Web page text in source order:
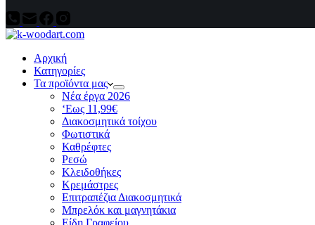
Αρχική
Κατηγορίες
Τα προϊόντα μας
Νέα έργα 2026
‘Εως 11,99€
Διακοσμητικά τοίχου
Φωτιστικά
Καθρέφτες
Ρεσώ
Kλειδοθήκες
Κρεμάστρες
Επιτραπέζια Διακοσμητικά
Μπρελόκ και μαγνητάκια
Είδη Γραφείου